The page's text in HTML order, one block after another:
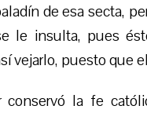
de esa secta,
le insulta, pues
vejarlo, puesto que
conservó la fe